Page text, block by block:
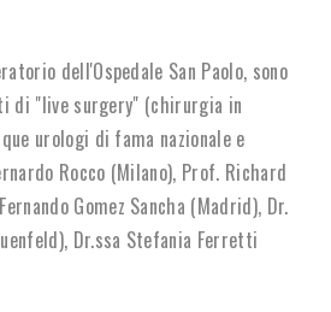
dell'Ospedale San Paolo, sono
di "live surgery" (chirurgia in
urologi di fama nazionale e
Rocco (Milano), Prof. Richard
Gomez Sancha (Madrid), Dr.
Dr.ssa Stefania Ferretti